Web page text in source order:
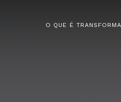
O QUE É